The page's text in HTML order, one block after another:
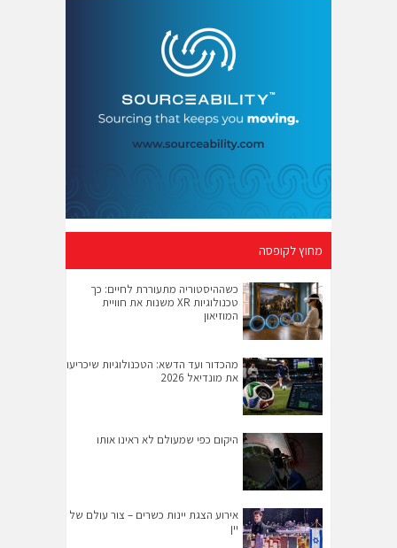
מחוץ לקופסה
כשההיסטוריה מתעוררת לחיים: כך
טכנולוגיות XR משנות את חוויית
המוזיאון
מהכדור ועד הדשא: הטכנולוגיות שיכריעו
את מונדיאל 2026
היקום כפי שמעולם לא ראינו אותו
אירוע הצגת יינות כשרים – צור עולם של
יין